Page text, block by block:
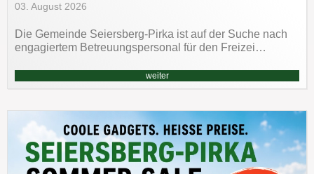
03. August 2026
Die Gemeinde Seiersberg-Pirka ist auf der Suche nach
engagiertem Betreuungspersonal für den Freizei…
weiter